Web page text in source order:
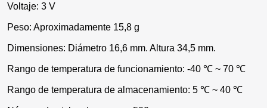
Voltaje: 3 V
Peso: Aproximadamente 15,8 g
Dimensiones: Diámetro 16,6 mm. Altura 34,5 mm.
Rango de temperatura de funcionamiento: -40 ℃ ~ 70 ℃
Rango de temperatura de almacenamiento: 5 ℃ ~ 40 ℃